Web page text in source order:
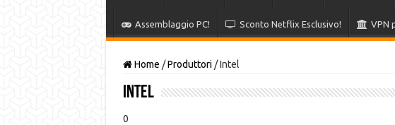
Assemblaggio PC! Sconto Netflix Esclusivo! VPN
Home / Produttori / Intel
Intel
0